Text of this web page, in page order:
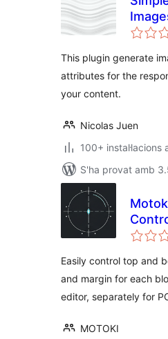
This plugin generate
attributes for the
your content.
Nicolas Juen
100+ instal·lacions
S'ha provat amb
Easily control top and
and margin for each
editor, separately for
MOTOKI